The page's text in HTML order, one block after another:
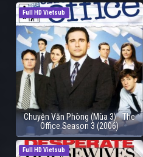
Full HD Vietsub
Chuyện Văn Phòng (Mùa 3) - The
Office Season 3 (2006)
Full HD Vietsub